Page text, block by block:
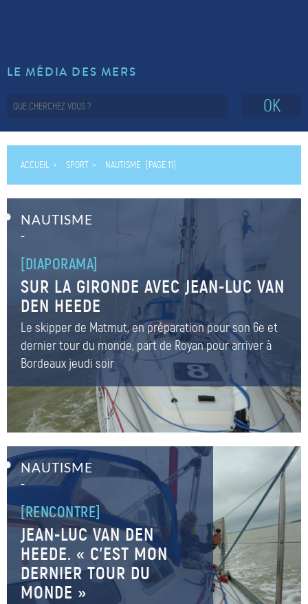
LE MÉDIA DES MERS
OK
ACCUEIL SPORT NAUTISME (PAGE 11)
NAUTISME
–
[DIAPORAMA]
SUR LA GIRONDE AVEC JEAN-LUC VAN
DEN HEEDE
Le skipper de Matmut, en préparation pour son 6e et
dernier tour du monde, part de Royan pour arriver à
Bordeaux jeudi soir
NAUTISME
–
[RENCONTRE]
JEAN-LUC VAN DEN
HEEDE. « C’EST MON
DERNIER TOUR DU
MONDE »